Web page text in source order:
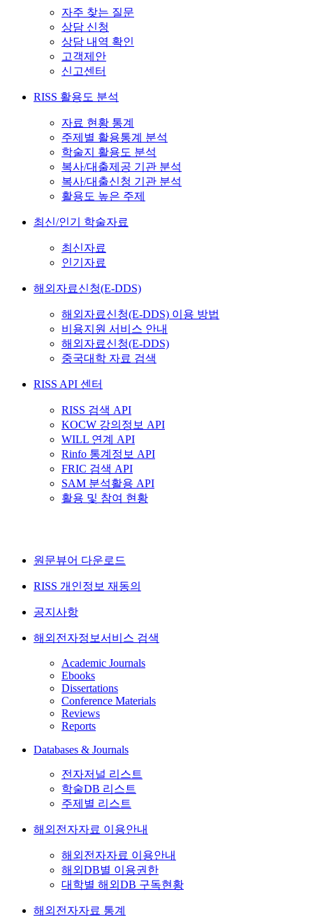
자주 찾는 질문
상담 신청
상담 내역 확인
고객제안
신고센터
RISS 활용도 분석
자료 현황 통계
주제별 활용통계 분석
학술지 활용도 분석
복사/대출제공 기관 분석
복사/대출신청 기관 분석
활용도 높은 주제
최신/인기 학술자료
최신자료
인기자료
해외자료신청(E-DDS)
해외자료신청(E-DDS) 이용 방법
비용지원 서비스 안내
해외자료신청(E-DDS)
중국대학 자료 검색
RISS API 센터
RISS 검색 API
KOCW 강의정보 API
WILL 연계 API
Rinfo 통계정보 API
FRIC 검색 API
SAM 분석활용 API
활용 및 참여 현황
원문뷰어 다운로드
RISS 개인정보 재동의
공지사항
해외전자정보서비스 검색
Academic Journals
Ebooks
Dissertations
Conference Materials
Reviews
Reports
Databases & Journals
전자저널 리스트
학술DB 리스트
주제별 리스트
해외전자자료 이용안내
해외전자자료 이용안내
해외DB별 이용권한
대학별 해외DB 구독현황
해외전자자료 통계